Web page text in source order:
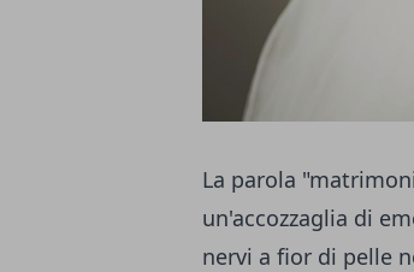
La parola
un'accozzaglia di
nervi a fior di pelle